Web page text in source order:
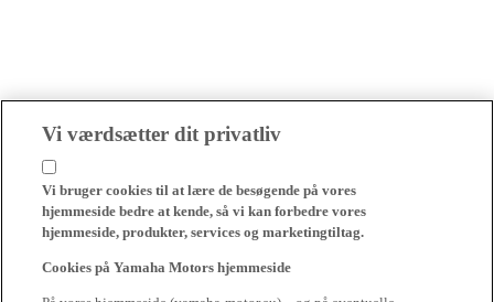
Vi værdsætter dit privatliv
Vi bruger cookies til at lære de besøgende på vores
hjemmeside bedre at kende, så vi kan forbedre vores
hjemmeside, produkter, services og marketingtiltag.
Cookies på Yamaha Motors hjemmeside